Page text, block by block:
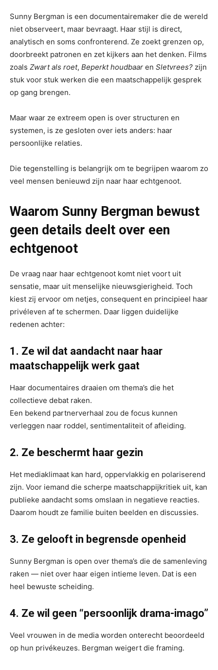
Sunny Bergman is een documentairemaker die de wereld
niet observeert, maar bevraagt. Haar stijl is direct,
analytisch en soms confronterend. Ze zoekt grenzen op,
doorbreekt patronen en zet kijkers aan het denken. Films
zoals Zwart als roet, Beperkt houdbaar en Sletvrees? zijn
stuk voor stuk werken die een maatschappelijk gesprek
op gang brengen.
Maar waar ze extreem open is over structuren en
systemen, is ze gesloten over iets anders: haar
persoonlijke relaties.
Die tegenstelling is belangrijk om te begrijpen waarom zo
veel mensen benieuwd zijn naar haar echtgenoot.
Waarom Sunny Bergman bewust
geen details deelt over een
echtgenoot
De vraag naar haar echtgenoot komt niet voort uit
sensatie, maar uit menselijke nieuwsgierigheid. Toch
kiest zij ervoor om netjes, consequent en principieel haar
privéleven af te schermen. Daar liggen duidelijke
redenen achter:
1. Ze wil dat aandacht naar haar
maatschappelijk werk gaat
Haar documentaires draaien om thema’s die het
collectieve debat raken.
Een bekend partnerverhaal zou de focus kunnen
verleggen naar roddel, sentimentaliteit of afleiding.
2. Ze beschermt haar gezin
Het mediaklimaat kan hard, oppervlakkig en polariserend
zijn. Voor iemand die scherpe maatschappijkritiek uit, kan
publieke aandacht soms omslaan in negatieve reacties.
Daarom houdt ze familie buiten beelden en discussies.
3. Ze gelooft in begrensde openheid
Sunny Bergman is open over thema’s die de samenleving
raken — niet over haar eigen intieme leven. Dat is een
heel bewuste scheiding.
4. Ze wil geen “persoonlijk drama-imago”
Veel vrouwen in de media worden onterecht beoordeeld
op hun privékeuzes. Bergman weigert die framing.